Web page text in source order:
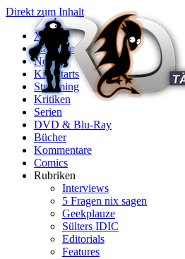
Direkt zum Inhalt
X
Startseite
News
Kinostarts
Streaming
Kritiken
Serien
DVD & Blu-Ray
Bücher
Kommentare
Comics
Rubriken
Interviews
5 Fragen nix sagen
Geekplauze
Sülters IDIC
Editorials
Features